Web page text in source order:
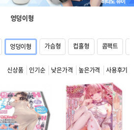
엉덩이형
엉덩이형 가슴형 컵홀형 콤팩트
신상품 인기순 낮은가격 높은가격 사용후기